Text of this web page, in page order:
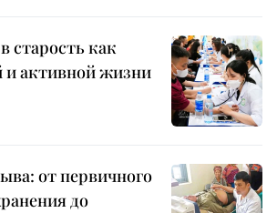
старость как
и активной жизни
от первичного
до